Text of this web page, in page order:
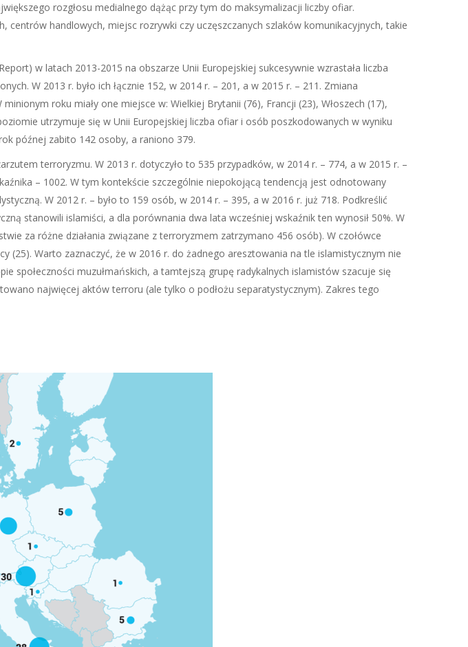
rozgłosu medialnego dążąc przy tym do maksymalizacji liczby ofiar.
handlowych, miejsc rozrywki czy uczęszczanych szlaków komunikacyjnych, takie
w latach 2013-2015 na obszarze Unii Europejskiej sukcesywnie wzrastała liczba
W 2013 r. było ich łącznie 152, w 2014 r. – 201, a w 2015 r. – 211. Zmiana
roku miały one miejsce w: Wielkiej Brytanii (76), Francji (23), Włoszech (17),
utrzymuje się w Unii Europejskiej liczba ofiar i osób poszkodowanych w wyniku
późnej zabito 142 osoby, a raniono 379.
terroryzmu. W 2013 r. dotyczyło to 535 przypadków, w 2014 r. – 774, a w 2015 r. –
– 1002. W tym kontekście szczególnie niepokojącą tendencją jest odnotowany
W 2012 r. – było to 159 osób, w 2014 r. – 395, a w 2016 r. już 718. Podkreślić
stanowili islamiści, a dla porównania dwa lata wcześniej wskaźnik ten wynosił 50%. W
za różne działania związane z terroryzmem zatrzymano 456 osób). W czołówce
(25). Warto zaznaczyć, że w 2016 r. do żadnego aresztowania na tle islamistycznym nie
społeczności muzułmańskich, a tamtejszą grupę radykalnych islamistów szacuje się
najwięcej aktów terroru (ale tylko o podłożu separatystycznym). Zakres tego